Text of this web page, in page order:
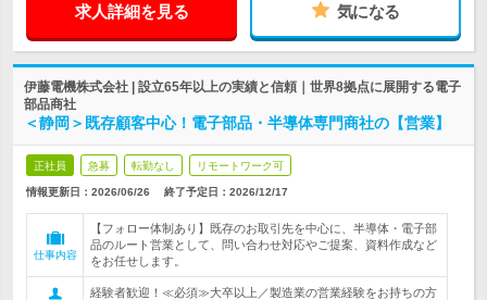
求人詳細を見る 気になる
伊藤電機株式会社 | 設立65年以上の実績と信頼｜世界8拠点に展開する電子
部品商社
＜静岡＞既存顧客中心！電子部品・半導体専門商社の【営業】
正社員 急募 転勤なし リモートワーク可
情報更新日：2026/06/26 終了予定日： 2026/12/17
仕事内容
【フォロー体制あり】既存のお取引先を中心に、半導体・電子部
品のルート営業として、問い合わせ対応やご提案、資料作成など
をお任せします。
経験者歓迎！≪必須≫大卒以上／製造業の営業経験をお持ちの方